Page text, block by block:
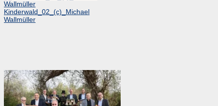
Kinderwald_02_(c)_Michael
Wallmüller